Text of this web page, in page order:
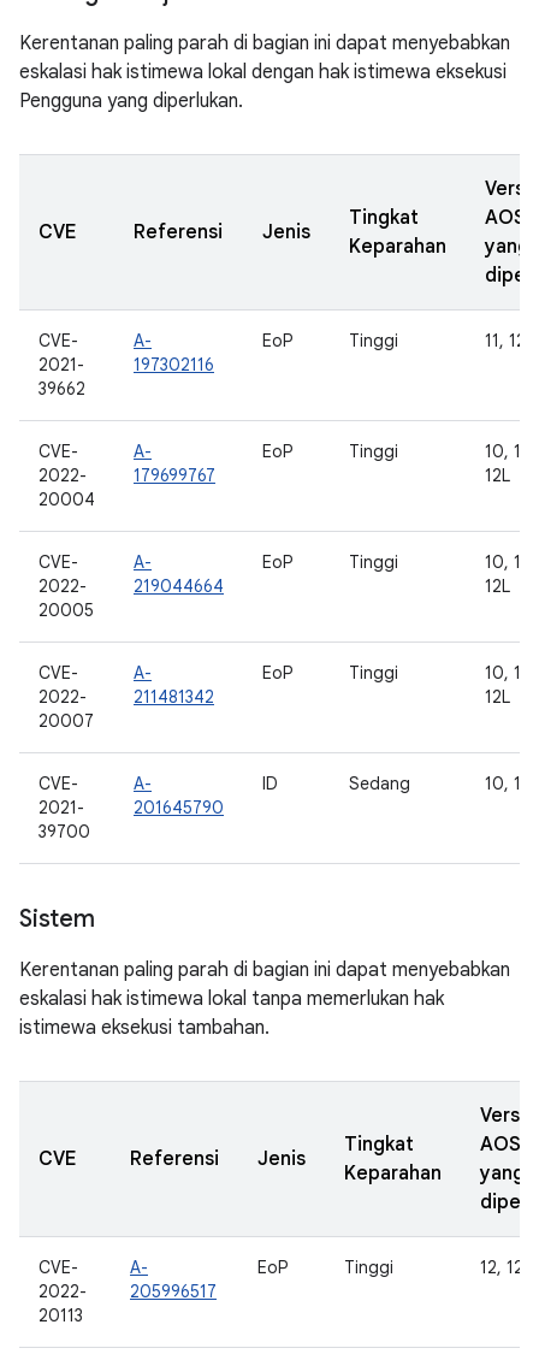
Kerentanan paling parah di bagian ini dapat menyebabkan
eskalasi hak istimewa lokal dengan hak istimewa eksekusi
Pengguna yang diperlukan.
CVE Referensi Jenis
Tingkat
Keparahan
Versi
AOSP
yang
CVE-
2021-
39662
A-
197302116
EoP Tinggi 11, 12
CVE-
2022-
20004
A-
179699767
EoP Tinggi
10, 11,
12L
CVE-
2022-
20005
A-
219044664
EoP Tinggi
10, 11,
12L
CVE-
2022-
20007
A-
211481342
EoP Tinggi
10, 11,
12L
CVE-
2021-
39700
A-
201645790
ID Sedang 10, 11,
Sistem
Kerentanan paling parah di bagian ini dapat menyebabkan
eskalasi hak istimewa lokal tanpa memerlukan hak
istimewa eksekusi tambahan.
CVE Referensi Jenis
Tingkat
Keparahan
Versi
AOSP
yang
CVE-
2022-
20113
A-
205996517
EoP Tinggi 12, 12L